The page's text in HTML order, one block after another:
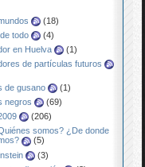
(18)
todo
(4)
en Huelva
(1)
de partículas futuros
de gusano
(1)
negros
(69)
(206)
somos? ¿De donde
(5)
(3)